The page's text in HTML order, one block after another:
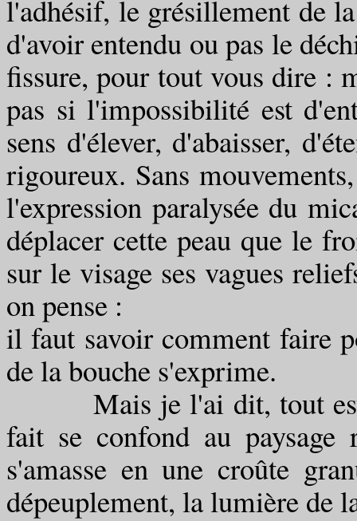
l'adhésif, le grésillement de
d'avoir entendu ou pas le
fissure, pour tout vous dire :
pas si l'impossibilité est
sens d'élever, d'abaisser,
rigoureux. Sans
l'expression paralysée du
déplacer cette peau que le
sur le visage ses vagues
on pense :
il faut savoir comment faire
de la bouche s'exprime.
Mais je l'ai dit, tout est
fait se confond au
s'amasse en une croûte
dépeuplement, la lumière de